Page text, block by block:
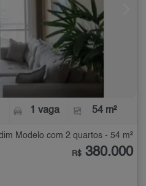
1 vaga 54 m²
Modelo com 2 quartos - 54 m²
R$ 380.000